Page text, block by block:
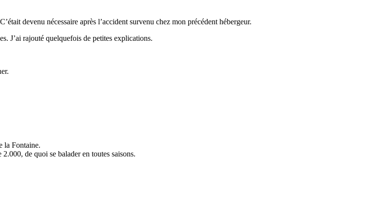
devenu nécessaire après l’accident survenu chez mon précédent hébergeur.
J’ai rajouté quelquefois de petites explications.
la Fontaine.
de quoi se balader en toutes saisons.